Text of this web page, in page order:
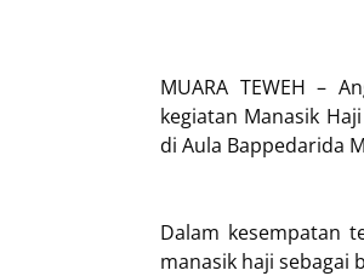
MUARA TEWEH –
kegiatan Manasik
di Aula Bappedarida
Dalam kesempatan
manasik haji sebagai